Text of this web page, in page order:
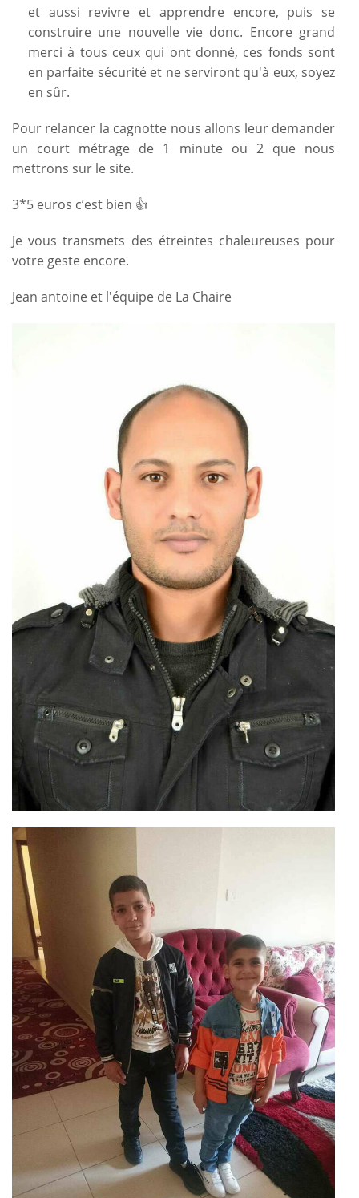
et aussi revivre et apprendre encore, puis se
construire une nouvelle vie donc. Encore grand
merci à tous ceux qui ont donné, ces fonds sont
en parfaite sécurité et ne serviront qu'à eux, soyez
en sûr.
Pour relancer la cagnotte nous allons leur demander
un court métrage de 1 minute ou 2 que nous
mettrons sur le site.
3*5 euros c’est bien 👍
Je vous transmets des étreintes chaleureuses pour
votre geste encore.
Jean antoine et l'équipe de La Chaire